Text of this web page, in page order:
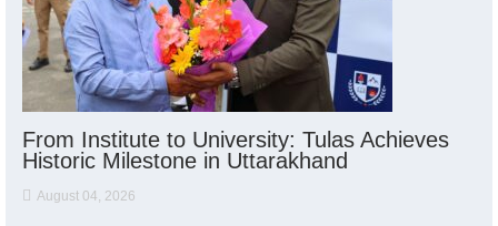
From Institute to University: Tulas Achieves
Historic Milestone in Uttarakhand
August 04, 2026